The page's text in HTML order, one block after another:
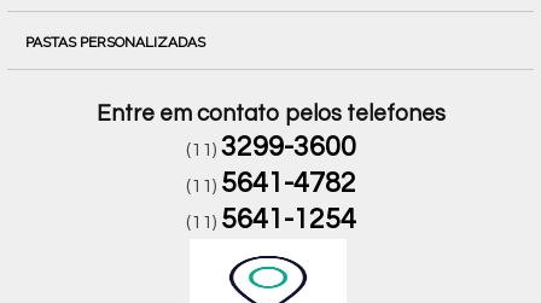
PASTAS PERSONALIZADAS
Entre em contato pelos telefones
(11) 3299-3600
(11) 5641-4782
(11) 5641-1254